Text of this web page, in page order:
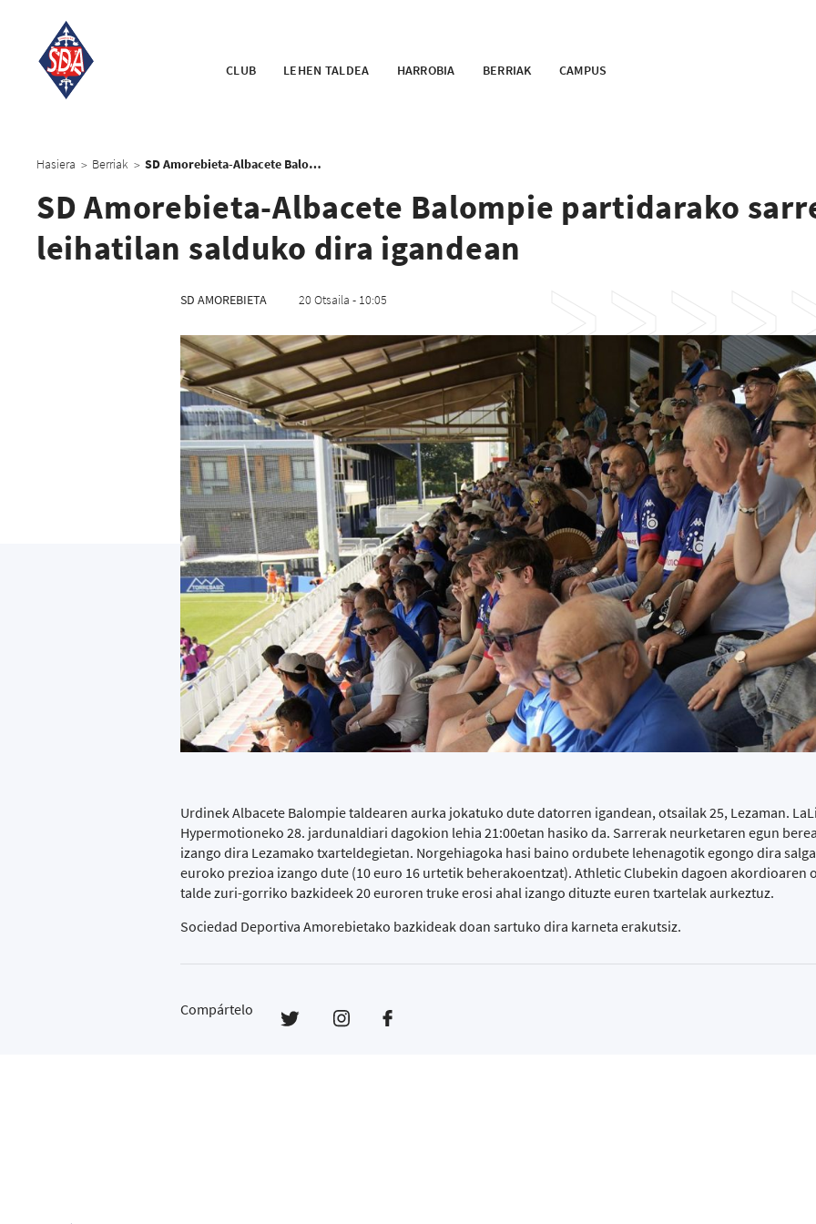
CLUB LEHEN TALDEA HARROBIA BERRIAK CAMPUS
Hasiera > Berriak > SD Amorebieta-Albacete Balompie partidarako sarrerak leihatilan salduko dira igandean
SD Amorebieta-Albacete Balompie partidarako
leihatilan salduko dira igandean
SD AMOREBIETA 20 Otsaila - 10:05
Urdinek Albacete Balompie taldearen aurka jokatuko dute datorren igandean, otsailak 25, Lezaman.
Hypermotioneko 28. jardunaldiari dagokion lehia 21:00etan hasiko da. Sarrerak neurketaren egun
izango dira Lezamako txarteldegietan. Norgehiagoka hasi baino ordubete lehenagotik egongo dira
euroko prezioa izango dute (10 euro 16 urtetik beherakoentzat). Athletic Clubekin dagoen akordioaren
talde zuri-gorriko bazkideek 20 euroren truke erosi ahal izango dituzte euren txartelak aurkeztuz.
Sociedad Deportiva Amorebietako bazkideak doan sartuko dira karneta erakutsiz.
Compártelo